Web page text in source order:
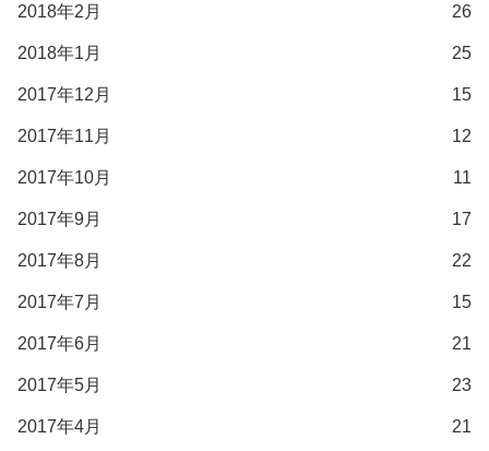
2018年2月 26
2018年1月 25
2017年12月 15
2017年11月 12
2017年10月 11
2017年9月 17
2017年8月 22
2017年7月 15
2017年6月 21
2017年5月 23
2017年4月 21